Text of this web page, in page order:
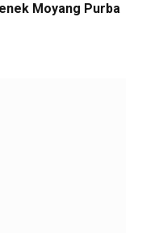
Moyang Purba